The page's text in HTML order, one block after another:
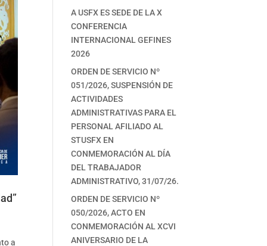
a
A USFX ES SEDE DE LA X
CONFERENCIA
INTERNACIONAL GEFINES
2026
ORDEN DE SERVICIO Nº
051/2026, SUSPENSIÓN DE
ACTIVIDADES
ADMINISTRATIVAS PARA EL
PERSONAL AFILIADO AL
STUSFX EN
CONMEMORACIÓN AL DÍA
DEL TRABAJADOR
ADMINISTRATIVO, 31/07/26.
ORDEN DE SERVICIO Nº
050/2026, ACTO EN
CONMEMORACIÓN AL XCVI
ANIVERSARIO DE LA